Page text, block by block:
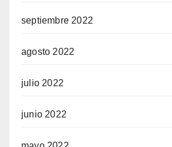
septiembre 2022
agosto 2022
julio 2022
junio 2022